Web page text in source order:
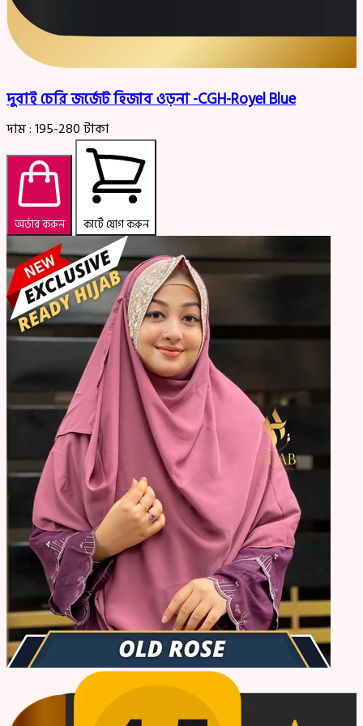
দুবাই চেরি জর্জেট হিজাব ওড়না -CGH-Royel Blue
দাম :195-280টাকা
অর্ডার করুন কার্টে যোগ করুন